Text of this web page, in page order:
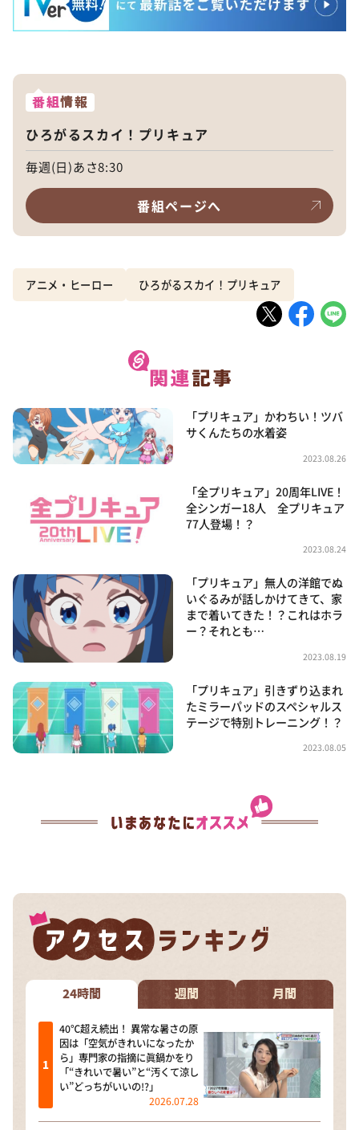
番組情報
ひろがるスカイ！プリキュア
毎週(日)あさ8:30
番組ページへ
アニメ・ヒーロー ひろがるスカイ！プリキュア
「プリキュア」かわちい！ツバ
サくんたちの水着姿
2023.08.26
「全プリキュア」20周年LIVE！
全シンガー18人 全プリキュア
77人登場！？
2023.08.24
「プリキュア」無人の洋館でぬ
いぐるみが話しかけてきて、家
まで着いてきた！？これはホラ
ー？それとも…
2023.08.19
「プリキュア」引きずり込まれ
たミラーパッドのスペシャルス
テージで特別トレーニング！？
2023.08.05
24時間 週間 月間
40℃超え続出！ 異常な暑さの原
因は「空気がきれいになったか
ら」専門家の指摘に眞鍋かをり
「“きれいで暑い”と“汚くて涼し
い”どっちがいいの!?」
2026.07.28